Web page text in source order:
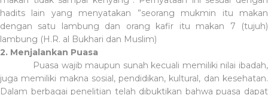
hadits lain yang menyatakan ”seorang mukmin itu makan
dengan satu lambung dan orang kafir itu makan 7 (tujuh)
lambung (H.R. al Bukhari dan Muslim)
2. Menjalankan Puasa
Puasa wajib maupun sunah kecuali memiliki nilai ibadah,
juga memiliki makna sosial, pendidikan, kultural, dan kesehatan.
Dalam berbagai penelitian telah dibuktikan bahwa puasa dapat